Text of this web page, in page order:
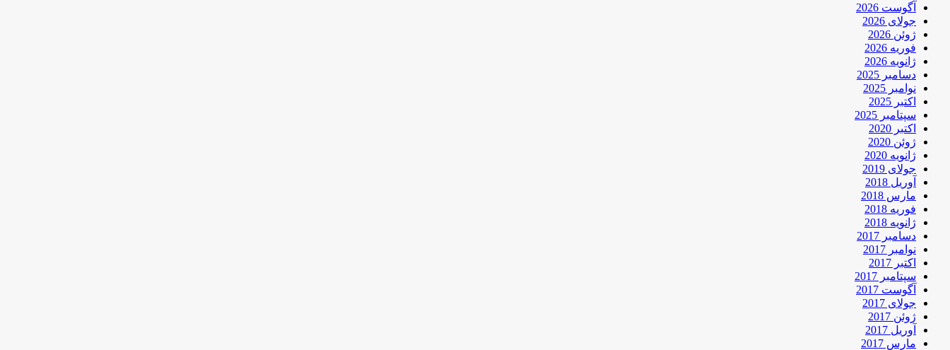
آگوست 2026
جولای 2026
ژوئن 2026
فوریه 2026
ژانویه 2026
دسامبر 2025
نوامبر 2025
اکتبر 2025
سپتامبر 2025
اکتبر 2020
ژوئن 2020
ژانویه 2020
جولای 2019
آوریل 2018
مارس 2018
فوریه 2018
ژانویه 2018
دسامبر 2017
نوامبر 2017
اکتبر 2017
سپتامبر 2017
آگوست 2017
جولای 2017
ژوئن 2017
آوریل 2017
مارس 2017